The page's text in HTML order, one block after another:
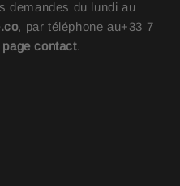
demandes du lundi au
, par téléphone au+33 7
page contact.